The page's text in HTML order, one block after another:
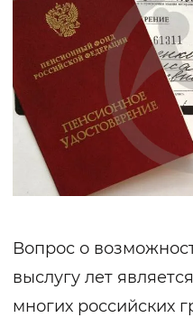
Вопрос о
выслугу лет
многих российских